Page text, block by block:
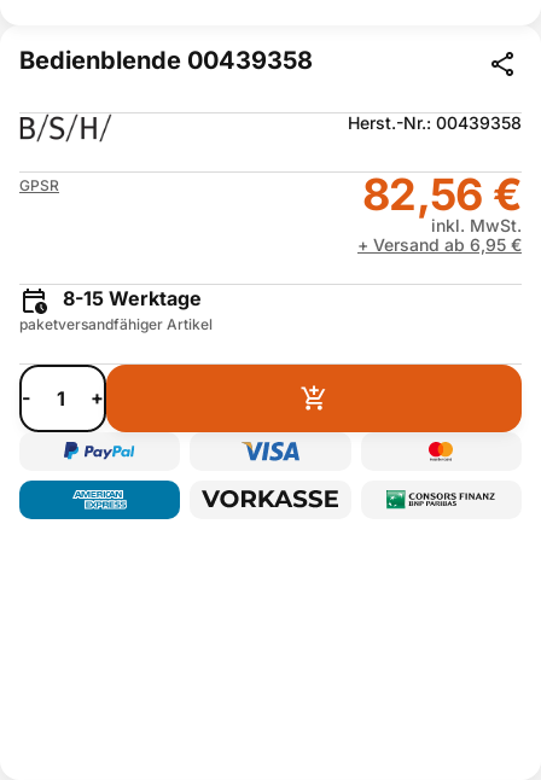
Bedienblende 00439358
Herst.-Nr.: 00439358
GPSR 82,56 €
inkl. MwSt.
+ Versand ab 6,95 €
8-15 Werktage
paketversandfähiger Artikel
- +